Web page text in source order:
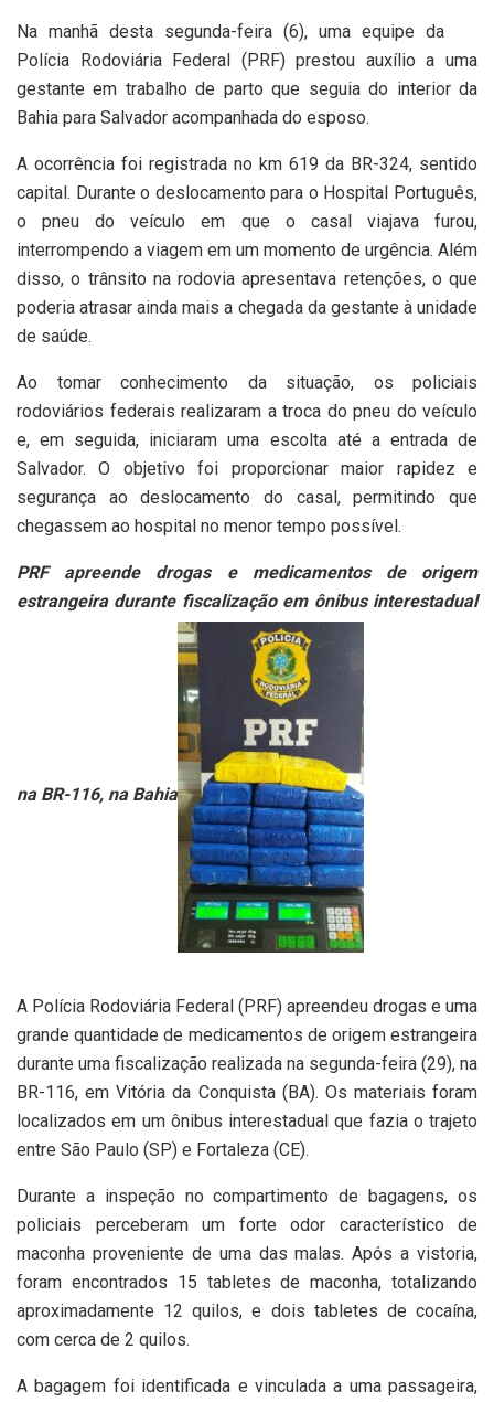
Na manhã desta segunda-feira (6), uma equipe da
Polícia Rodoviária Federal (PRF) prestou auxílio a uma
gestante em trabalho de parto que seguia do interior da
Bahia para Salvador acompanhada do esposo.
A ocorrência foi registrada no km 619 da BR-324, sentido
capital. Durante o deslocamento para o Hospital Português,
o pneu do veículo em que o casal viajava furou,
interrompendo a viagem em um momento de urgência. Além
disso, o trânsito na rodovia apresentava retenções, o que
poderia atrasar ainda mais a chegada da gestante à unidade
de saúde.
Ao tomar conhecimento da situação, os policiais
rodoviários federais realizaram a troca do pneu do veículo
e, em seguida, iniciaram uma escolta até a entrada de
Salvador. O objetivo foi proporcionar maior rapidez e
segurança ao deslocamento do casal, permitindo que
chegassem ao hospital no menor tempo possível.
PRF apreende drogas e medicamentos de origem
estrangeira durante fiscalização em ônibus interestadual
na BR-116, na Bahia
A Polícia Rodoviária Federal (PRF) apreendeu drogas e uma
grande quantidade de medicamentos de origem estrangeira
durante uma fiscalização realizada na segunda-feira (29), na
BR-116, em Vitória da Conquista (BA). Os materiais foram
localizados em um ônibus interestadual que fazia o trajeto
entre São Paulo (SP) e Fortaleza (CE).
Durante a inspeção no compartimento de bagagens, os
policiais perceberam um forte odor característico de
maconha proveniente de uma das malas. Após a vistoria,
foram encontrados 15 tabletes de maconha, totalizando
aproximadamente 12 quilos, e dois tabletes de cocaína,
com cerca de 2 quilos.
A bagagem foi identificada e vinculada a uma passageira,